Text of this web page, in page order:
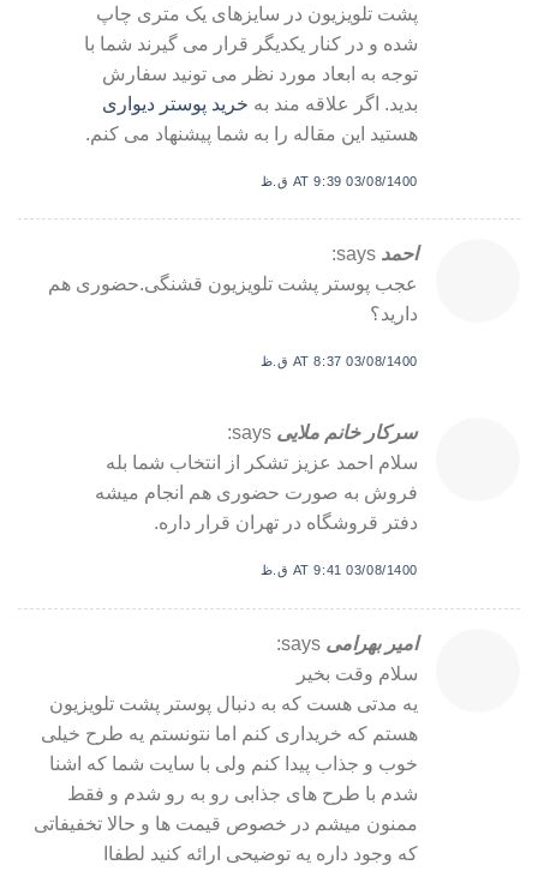
پشت تلویزیون در سایزهای یک متری چاپ
شده و در کنار یکدیگر قرار می گیرند شما با
توجه به ابعاد مورد نظر می تونید سفارش
بدید. اگر علاقه مند به خرید پوستر دیواری
هستید این مقاله را به شما پیشنهاد می کنم.
03/08/1400 AT 9:39 ق.ظ
احمد says:
عجب پوستر پشت تلویزیون قشنگی.حضوری هم
دارید؟
03/08/1400 AT 8:37 ق.ظ
سرکار خانم ملایی says:
سلام احمد عزیز تشکر از انتخاب شما بله
فروش به صورت حضوری هم انجام میشه
دفتر قروشگاه در تهران قرار داره.
03/08/1400 AT 9:41 ق.ظ
امیر بهرامی says:
سلام وقت بخیر
یه مدتی هست که به دنبال پوستر پشت تلویزیون
هستم که خریداری کنم اما نتونستم یه طرح خیلی
خوب و جذاب پیدا کنم ولی با سایت شما که اشنا
شدم با طرح های جذابی رو به رو شدم و فقط
ممنون میشم در خصوص قیمت ها و حالا تخفیفاتی
که وجود داره یه توضیحی ارائه کنید لطفاا